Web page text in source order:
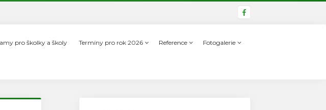
pro školky a školy Termíny pro rok 2026 Reference Fotogalerie